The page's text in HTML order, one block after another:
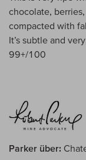
chocolate,
compacted with
It’s subtle and
99+/100
Parker über: